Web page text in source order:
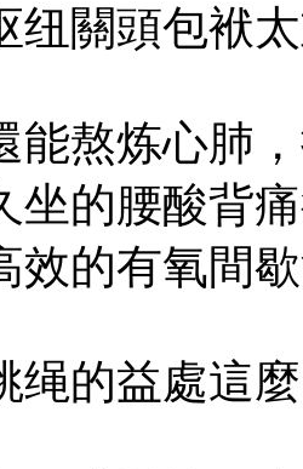
纽關頭包袱
能熬炼心肺
坐的腰酸背
效的有氧間
绳的益處這